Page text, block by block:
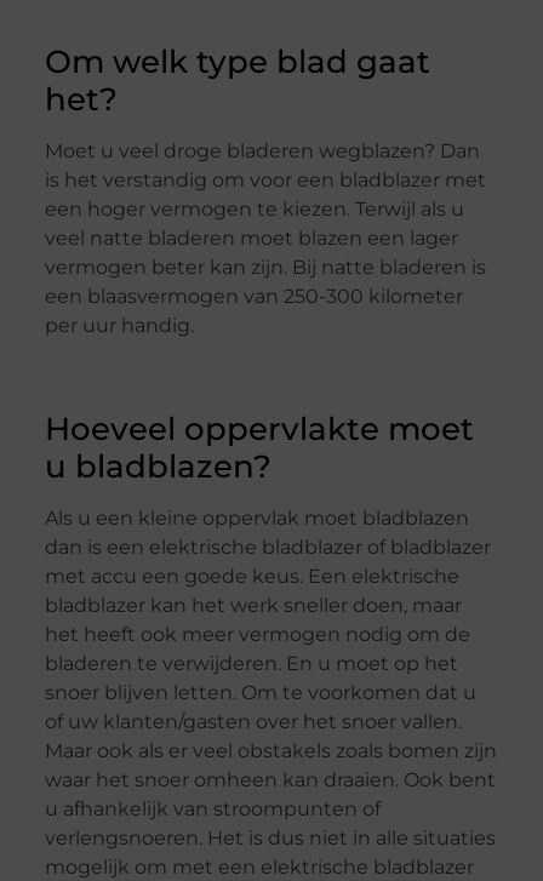
Om welk type blad gaat
het?
Moet u veel droge bladeren wegblazen? Dan
is het verstandig om voor een bladblazer met
een hoger vermogen te kiezen. Terwijl als u
veel natte bladeren moet blazen een lager
vermogen beter kan zijn. Bij natte bladeren is
een blaasvermogen van 250-300 kilometer
per uur handig.
Hoeveel oppervlakte moet
u bladblazen?
Als u een kleine oppervlak moet bladblazen
dan is een elektrische bladblazer of bladblazer
met accu een goede keus. Een elektrische
bladblazer kan het werk sneller doen, maar
het heeft ook meer vermogen nodig om de
bladeren te verwijderen. En u moet op het
snoer blijven letten. Om te voorkomen dat u
of uw klanten/gasten over het snoer vallen.
Maar ook als er veel obstakels zoals bomen zijn
waar het snoer omheen kan draaien. Ook bent
u afhankelijk van stroompunten of
verlengsnoeren. Het is dus niet in alle situaties
mogelijk om met een elektrische bladblazer